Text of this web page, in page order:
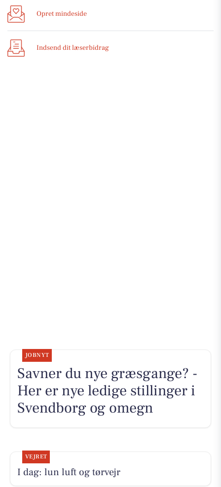
Opret mindeside
Indsend dit læserbidrag
JOBNYT
Savner du nye græsgange? -
Her er nye ledige stillinger i
Svendborg og omegn
VEJRET
I dag: lun luft og tørvejr